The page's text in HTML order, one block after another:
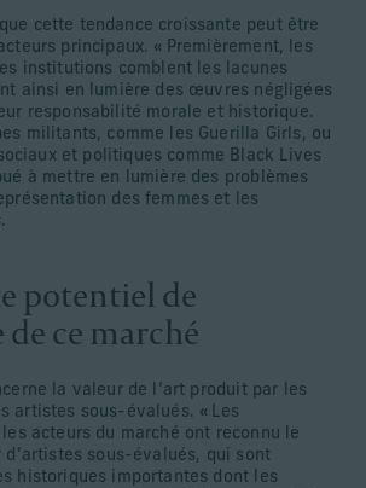
cette tendance croissante peut être
principaux. « Premièrement, les
institutions comblent les lacunes
ainsi en lumière des œuvres négligées
responsabilité morale et historique.
militants, comme les Guerilla Girls, ou
et politiques comme Black Lives
à mettre en lumière des problèmes
des femmes et les
potentiel de
ce marché
la valeur de l’art produit par les
artistes sous-évalués. « Les
acteurs du marché ont reconnu le
sous-évalués, qui sont
historiques importantes dont les